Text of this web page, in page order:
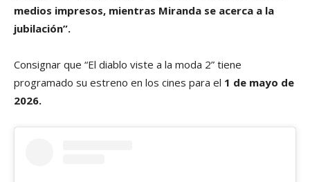
medios impresos, mientras Miranda se acerca a la
jubilación”.
Consignar que “El diablo viste a la moda 2” tiene
programado su estreno en los cines para el 1 de mayo de
2026.